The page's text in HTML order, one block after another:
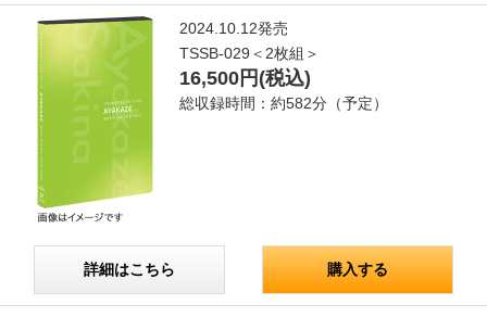
2024.10.12発売
TSSB-029＜2枚組＞
16,500円(税込)
総収録時間：約582分（予定）
詳細はこちら 購入する